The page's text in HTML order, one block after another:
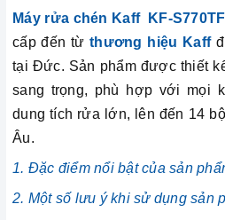
Máy rửa chén Kaff
KF-
cấp đến từthương hiệu Kaff
tại Đức. Sản phẩm được thiết
sang trọng, phù hợp với mọi
dung tích rửa lớn, lên đến 14
Âu.
1. Đặc điểm nổi bật của sản
2. Một số lưu ý khi sử dụng sản